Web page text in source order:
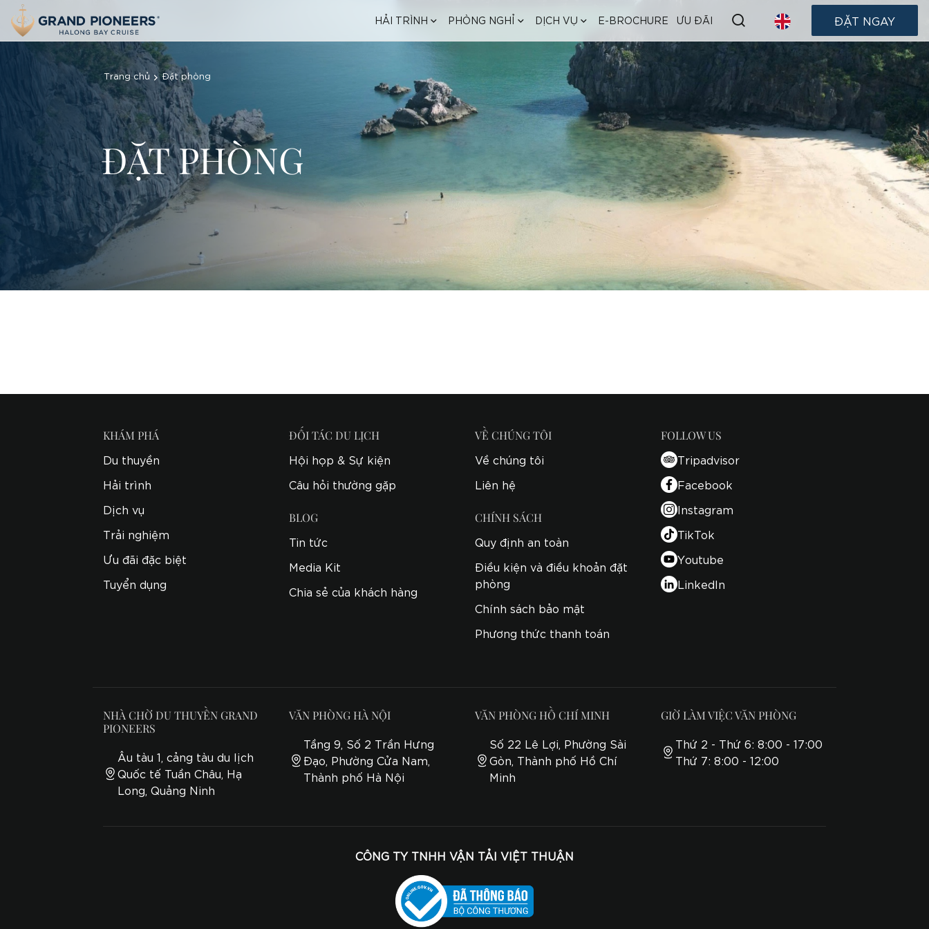
HẢI TRÌNH PHÒNG NGHỈ DỊCH VỤ E-BROCHURE ƯU ĐÃI ĐẶT NGAY
Trang chủ Đặt phòng
ĐẶT PHÒNG
KHÁM PHÁ
Du thuyền
Hải trình
Dịch vụ
Trải nghiệm
Ưu đãi đặc biệt
Tuyển dụng
ĐỐI TÁC DU LỊCH
Hội họp & Sự kiện
Câu hỏi thường gặp
BLOG
Tin tức
Media Kit
Chia sẻ của khách hàng
VỀ CHÚNG TÔI
Về chúng tôi
Liên hệ
CHÍNH SÁCH
Quy định an toàn
Điều kiện và điều khoản đặt
phòng
Chính sách bảo mật
Phương thức thanh toán
FOLLOW US
Tripadvisor
Facebook
Instagram
TikTok
Youtube
LinkedIn
NHÀ CHỜ DU THUYỀN GRAND
PIONEERS
Âu tàu 1, cảng tàu du lịch
Quốc tế Tuần Châu, Hạ
Long, Quảng Ninh
VĂN PHÒNG HÀ NỘI
Tầng 9, Số 2 Trần Hưng
Đạo, Phường Cửa Nam,
Thành phố Hà Nội
VĂN PHÒNG HỒ CHÍ MINH
Số 22 Lê Lợi, Phường Sài
Gòn, Thành phố Hồ Chí
Minh
GIỜ LÀM VIỆC VĂN PHÒNG
Thứ 2 - Thứ 6: 8:00 - 17:00
Thứ 7: 8:00 - 12:00
CÔNG TY TNHH VẬN TẢI VIỆT THUẬN